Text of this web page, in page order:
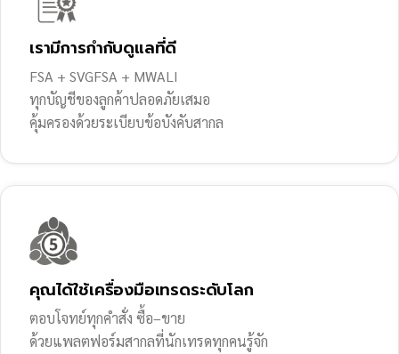
เรามีการกำกับดูแลที่ดี
FSA + SVGFSA + MWALI
ทุกบัญชีของลูกค้าปลอดภัยเสมอ
คุ้มครองด้วยระเบียบข้อบังคับสากล
คุณได้ใช้เครื่องมือเทรดระดับโลก
ตอบโจทย์ทุกคำสั่ง ซื้อ–ขาย
ด้วยแพลตฟอร์มสากลที่นักเทรดทุกคนรู้จัก